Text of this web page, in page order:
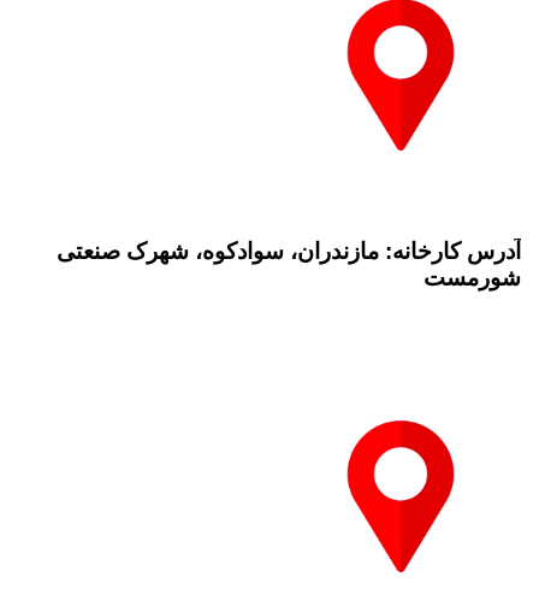
آدرس کارخانه: مازندران، سوادکوه، شهرک صنعتی
شورمست